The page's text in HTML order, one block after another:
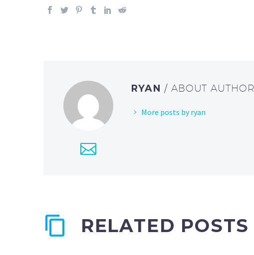
RYAN / ABOUT AUTHOR
More posts by ryan
RELATED POSTS